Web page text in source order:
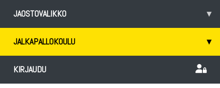
JAOSTOVALIKKO ▾
JALKAPALLOKOULU ▾
KIRJAUDU